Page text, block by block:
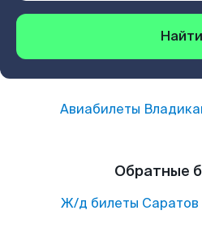
Найти
Авиабилеты
Обратные
Ж/д билеты Саратов